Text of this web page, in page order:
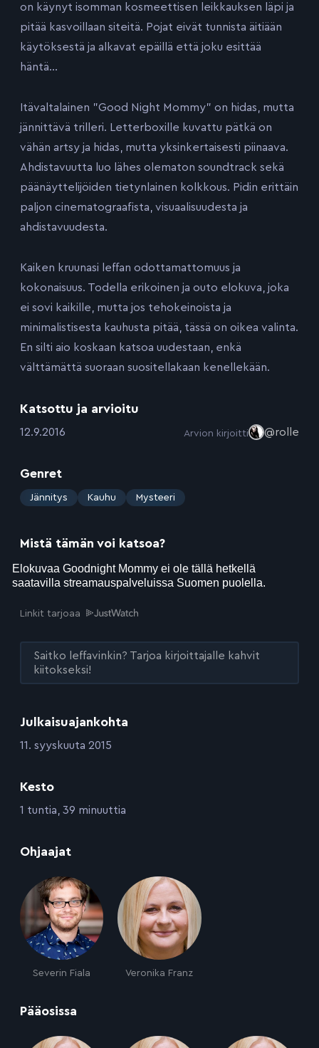
Julkaisuajankohta
:11. syyskuuta 2015
Kesto
:1 tuntia, 39 minuuttia
Ohjaajat
Severin Fiala Veronika Franz
Pääosissa
on käynyt isomman kosmeettisen leikkauksen läpi ja
pitää kasvoillaan siteitä. Pojat eivät tunnista äitiään
käytöksestä ja alkavat epäillä että joku esittää
häntä…
Itävaltalainen ”Good Night Mommy” on hidas, mutta
jännittävä trilleri. Letterboxille kuvattu pätkä on
vähän artsy ja hidas, mutta yksinkertaisesti piinaava.
Ahdistavuutta luo lähes olematon soundtrack sekä
päänäyttelijöiden tietynlainen kolkkous. Pidin erittäin
paljon cinematograafista, visuaalisuudesta ja
ahdistavuudesta.
Kaiken kruunasi leffan odottamattomuus ja
kokonaisuus. Todella erikoinen ja outo elokuva, joka
ei sovi kaikille, mutta jos tehokeinoista ja
minimalistisesta kauhusta pitää, tässä on oikea valinta.
En silti aio koskaan katsoa uudestaan, enkä
välttämättä suoraan suositellakaan kenellekään.
Katsottu ja arvioitu
:12.9.2016 Arvion kirjoitti @rolle
Genret
: Jännitys Kauhu Mysteeri
Mistä tämän voi katsoa?
Linkit tarjoaa
Saitko leffavinkin? Tarjoa kirjoittajalle kahvit
kiitokseksi!